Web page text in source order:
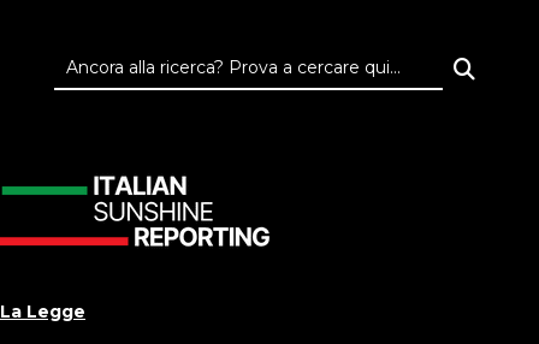
La Legge